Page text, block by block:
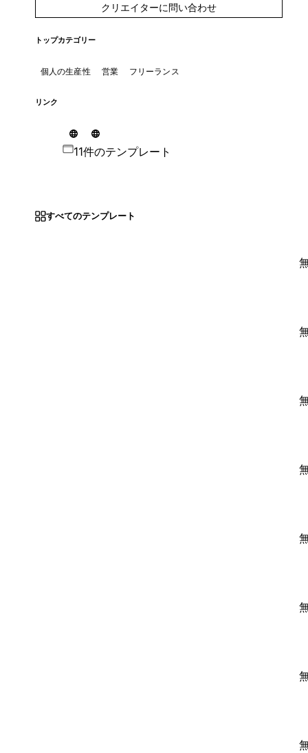
クリエイターに問い合わせ
トップカテゴリー
個人の生産性 営業 フリーランス
リンク
11件のテンプレート
すべてのテンプレート